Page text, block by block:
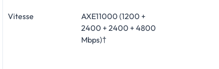
Vitesse
AXE11000 (1200 +
2400 + 2400 + 4800
Mbps)†